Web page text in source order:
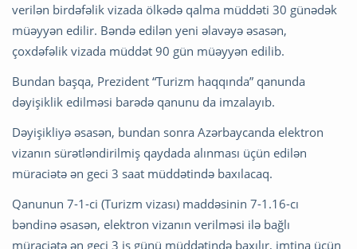
verilən birdəfəlik vizada ölkədə qalma müddəti 30 günədək
müəyyən edilir. Bəndə edilən yeni əlavəyə əsasən,
çoxdəfəlik vizada müddət 90 gün müəyyən edilib.
Bundan başqa, Prezident “Turizm haqqında” qanunda
dəyişiklik edilməsi barədə qanunu da imzalayıb.
Dəyişikliyə əsasən, bundan sonra Azərbaycanda elektron
vizanın sürətləndirilmiş qaydada alınması üçün edilən
müraciətə ən geci 3 saat müddətində baxılacaq.
Qanunun 7-1-ci (Turizm vizası) maddəsinin 7-1.16-cı
bəndinə əsasən, elektron vizanın verilməsi ilə bağlı
müraciətə ən geci 3 iş günü müddətində baxılır, imtina üçün